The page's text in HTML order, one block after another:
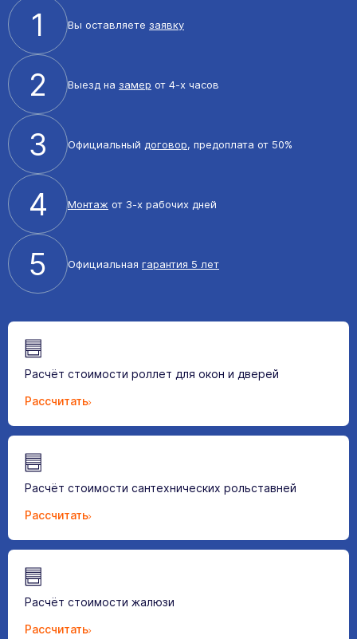
1 Вы оставляете заявку
2 Выезд на замер от 4-х часов
3 Официальный договор, предоплата от 50%
4 Монтаж от 3-х рабочих дней
5 Официальная гарантия 5 лет
Расчёт стоимости роллет для окон и дверей
Рассчитать
Расчёт стоимости сантехнических рольставней
Рассчитать
Расчёт стоимости жалюзи
Рассчитать